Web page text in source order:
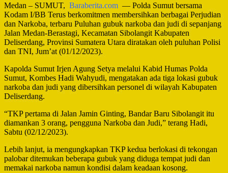
Medan – SUMUT, Baraberita.com — Polda Sumut bersama
Kodam I/BB Terus berkomitmen membersihkan berbagai Perjudian
dan Narkoba, terbaru Puluhan gubuk narkoba dan judi di sepanjang
Jalan Medan-Berastagi, Kecamatan Sibolangit Kabupaten
Deliserdang, Provinsi Sumatera Utara diratakan oleh puluhan Polisi
dan TNI, Jum’at (01/12/2023).
Kapolda Sumut Irjen Agung Setya melalui Kabid Humas Polda
Sumut, Kombes Hadi Wahyudi, mengatakan ada tiga lokasi gubuk
narkoba dan judi yang dibersihkan personel di wilayah Kabupaten
Deliserdang.
“TKP pertama di Jalan Jamin Ginting, Bandar Baru Sibolangit itu
diamankan 3 orang, pengguna Narkoba dan Judi,” terang Hadi,
Sabtu (02/12/2023).
Lebih lanjut, ia mengungkapkan TKP kedua berlokasi di tekongan
palobar ditemukan beberapa gubuk yang diduga tempat judi dan
memakai narkoba namun kondisi dalam keadaan kosong.